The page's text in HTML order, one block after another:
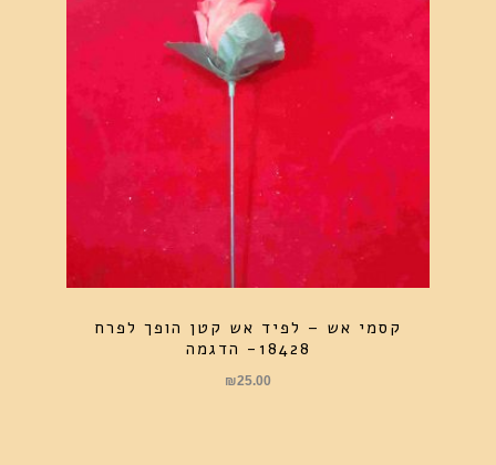
קסמי אש – לפיד אש קטן הופך לפרח
18428- הדגמה
₪25.00